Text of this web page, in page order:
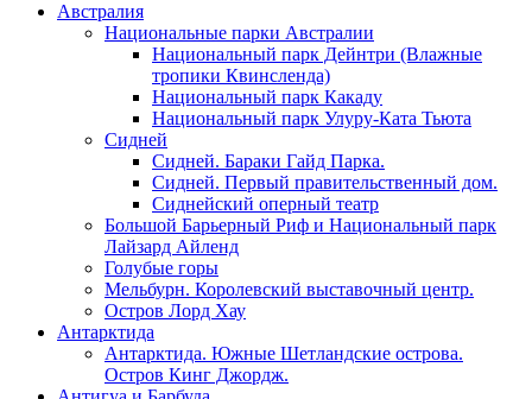
Австралия
Национальные парки Австралии
Национальный парк Дейнтри (Влажные
тропики Квинсленда)
Национальный парк Какаду
Национальный парк Улуру-Ката Тьюта
Сидней
Сидней. Бараки Гайд Парка.
Сидней. Первый правительственный дом.
Сиднейский оперный театр
Большой Барьерный Риф и Национальный парк
Лайзард Айленд
Голубые горы
Мельбурн. Королевский выставочный центр.
Остров Лорд Хау
Антарктида
Антарктида. Южные Шетландские острова.
Остров Кинг Джордж.